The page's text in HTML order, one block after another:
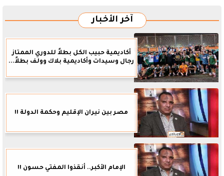
آخر الأخبار
أكاديمية حبيب الكل بطلاً للدوري الممتاز
رجال وسيدات وأكاديمية بلاك وولف بطلاً...
مصر بين نيران الإقليم وحكمة الدولة !!
الإمام الأكبر.. أنقذوا المفتي حسون !!